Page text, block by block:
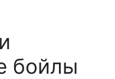
бойлы